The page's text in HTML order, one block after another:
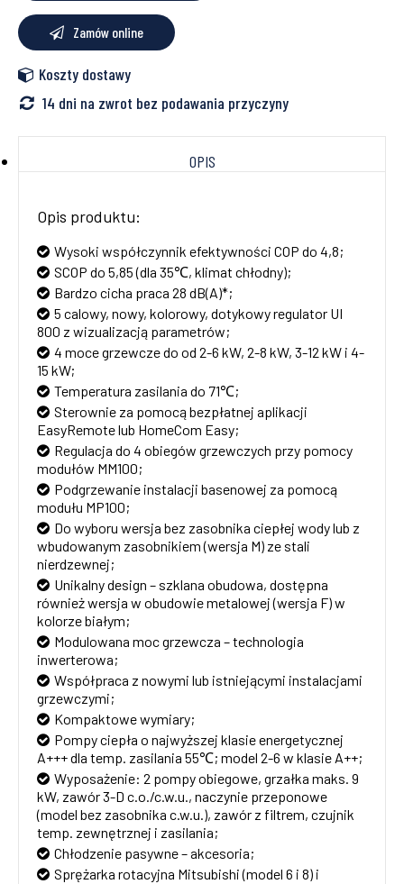
Zamów online
Koszty dostawy
14 dni na zwrot bez podawania przyczyny
OPIS
Opis produktu:
Wysoki współczynnik efektywności COP do 4,8;
SCOP do 5,85 (dla 35℃, klimat chłodny);
Bardzo cicha praca 28 dB(A)*;
5 calowy, nowy, kolorowy, dotykowy regulator UI
800 z wizualizacją parametrów;
4 moce grzewcze do od 2-6 kW, 2-8 kW, 3-12 kW i 4-
15 kW;
Temperatura zasilania do 71℃;
Sterownie za pomocą bezpłatnej aplikacji
EasyRemote lub HomeCom Easy;
Regulacja do 4 obiegów grzewczych przy pomocy
modułów MM100;
Podgrzewanie instalacji basenowej za pomocą
modułu MP100;
Do wyboru wersja bez zasobnika ciepłej wody lub z
wbudowanym zasobnikiem (wersja M) ze stali
nierdzewnej;
Unikalny design – szklana obudowa, dostępna
również wersja w obudowie metalowej (wersja F) w
kolorze białym;
Modulowana moc grzewcza – technologia
inwerterowa;
Współpraca z nowymi lub istniejącymi instalacjami
grzewczymi;
Kompaktowe wymiary;
Pompy ciepła o najwyższej klasie energetycznej
A+++ dla temp. zasilania 55℃; model 2-6 w klasie A++;
Wyposażenie: 2 pompy obiegowe, grzałka maks. 9
kW, zawór 3-D c.o./c.w.u., naczynie przeponowe
(model bez zasobnika c.w.u.), zawór z filtrem, czujnik
temp. zewnętrznej i zasilania;
Chłodzenie pasywne – akcesoria;
Sprężarka rotacyjna Mitsubishi (model 6 i 8) i